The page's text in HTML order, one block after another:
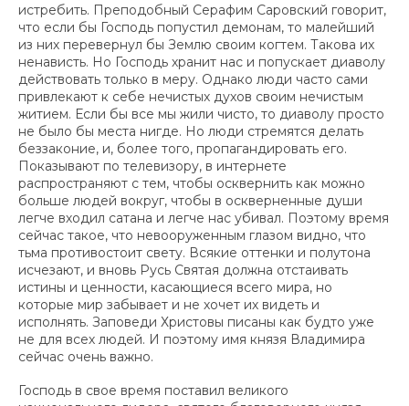
истребить. Преподобный Серафим Саровский говорит,
что если бы Господь попустил демонам, то малейший
из них перевернул бы Землю своим когтем. Такова их
ненависть. Но Господь хранит нас и попускает диаволу
действовать только в меру. Однако люди часто сами
привлекают к себе нечистых духов своим нечистым
житием. Если бы все мы жили чисто, то диаволу просто
не было бы места нигде. Но люди стремятся делать
беззаконие, и, более того, пропагандировать его.
Показывают по телевизору, в интернете
распространяют с тем, чтобы осквернить как можно
больше людей вокруг, чтобы в оскверненные души
легче входил сатана и легче нас убивал. Поэтому время
сейчас такое, что невооруженным глазом видно, что
тьма противостоит свету. Всякие оттенки и полутона
исчезают, и вновь Русь Святая должна отстаивать
истины и ценности, касающиеся всего мира, но
которые мир забывает и не хочет их видеть и
исполнять. Заповеди Христовы писаны как будто уже
не для всех людей. И поэтому имя князя Владимира
сейчас очень важно.
Господь в свое время поставил великого